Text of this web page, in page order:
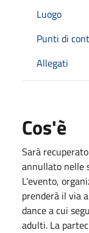
Luogo
Punti di
Allegati
Cos'è
Sarà
annullato nelle
L'evento,
prenderà il via
dance a cui
adulti. La